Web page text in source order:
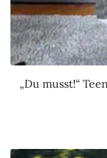
„Du musst!“